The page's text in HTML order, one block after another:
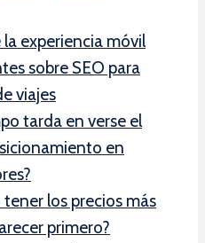
experiencia móvil
sobre SEO para
viajes
tarda en verse el
en
tener los precios más
primero?